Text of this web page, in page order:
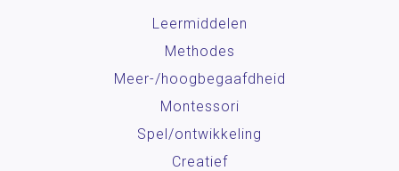
Leermiddelen
Methodes
Meer-/hoog­begaafdheid
Montessori
Spel/ontwikkeling
Creatief